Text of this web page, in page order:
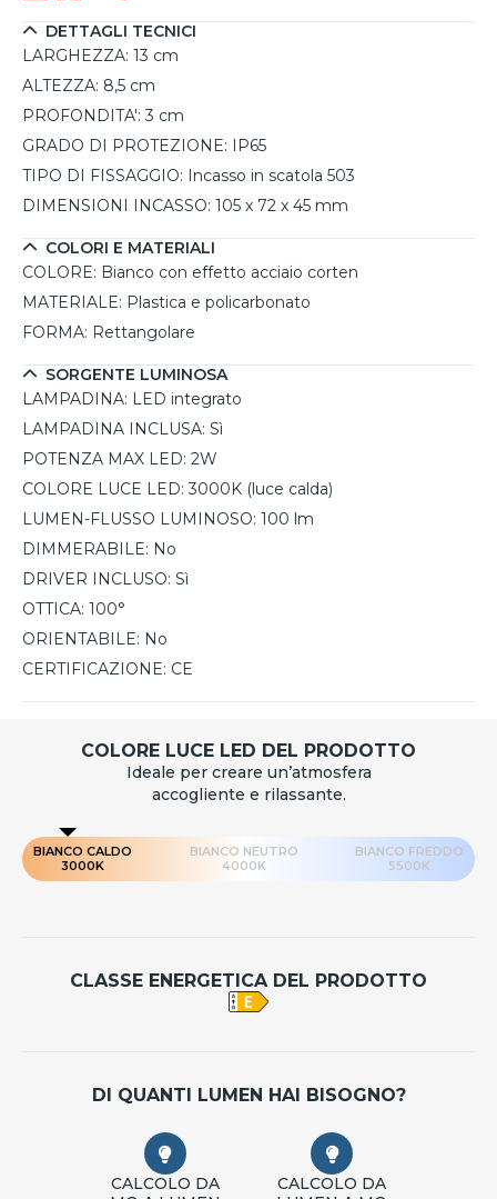
4000K e 5000K, permettendo di personalizzare
l’atmosfera in base alle necessità. Compatibile con
opere murarie. Con grado IP65, offre protezione totale da
polvere e agenti atmosferici, assicurando affidabilità e
lunga durata all’esterno.
DETTAGLI TECNICI
LARGHEZZA: 13 cm
ALTEZZA: 8,5 cm
PROFONDITA': 3 cm
GRADO DI PROTEZIONE: IP65
TIPO DI FISSAGGIO: Incasso in scatola 503
DIMENSIONI INCASSO: 105 x 72 x 45 mm
COLORI E MATERIALI
COLORE: Bianco con effetto acciaio corten
MATERIALE: Plastica e policarbonato
FORMA: Rettangolare
SORGENTE LUMINOSA
LAMPADINA: LED integrato
LAMPADINA INCLUSA: Sì
POTENZA MAX LED: 2W
COLORE LUCE LED: 3000K (luce calda)
LUMEN-FLUSSO LUMINOSO: 100 lm
DIMMERABILE: No
DRIVER INCLUSO: Sì
OTTICA: 100°
ORIENTABILE: No
CERTIFICAZIONE: CE
COLORE LUCE LED DEL PRODOTTO
Ideale per creare un’atmosfera
accogliente e rilassante.
BIANCO CALDO
3000K
BIANCO NEUTRO
4000K
BIANCO FREDDO
5500K
CLASSE ENERGETICA DEL PRODOTTO
DI QUANTI LUMEN HAI BISOGNO?
CALCOLO DA
CALCOLO DA